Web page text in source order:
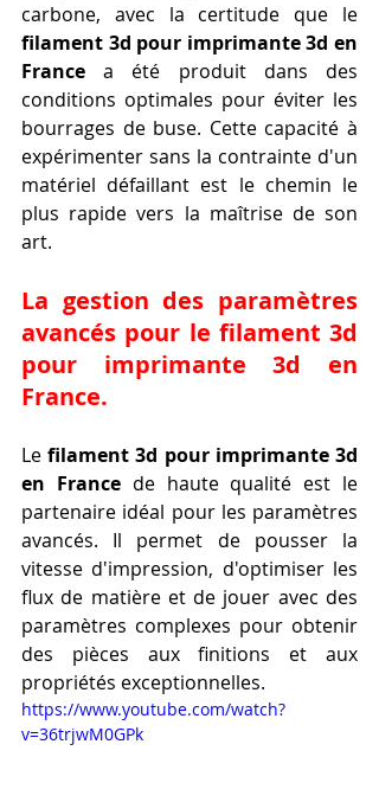
filament 3d pour imprimante 3d en
France a été produit dans des
conditions optimales pour éviter les
bourrages de buse. Cette capacité à
expérimenter sans la contrainte d'un
matériel défaillant est le chemin le
plus rapide vers la maîtrise de son
art.
La gestion des paramètres
avancés pour le filament 3d
pour imprimante 3d en
France.
Le filament 3d pour imprimante 3d
en France de haute qualité est le
partenaire idéal pour les paramètres
avancés. Il permet de pousser la
vitesse d'impression, d'optimiser les
flux de matière et de jouer avec des
paramètres complexes pour obtenir
des pièces aux finitions et aux
propriétés exceptionnelles.
https://www.youtube.com/watch?
v=36trjwM0GPk